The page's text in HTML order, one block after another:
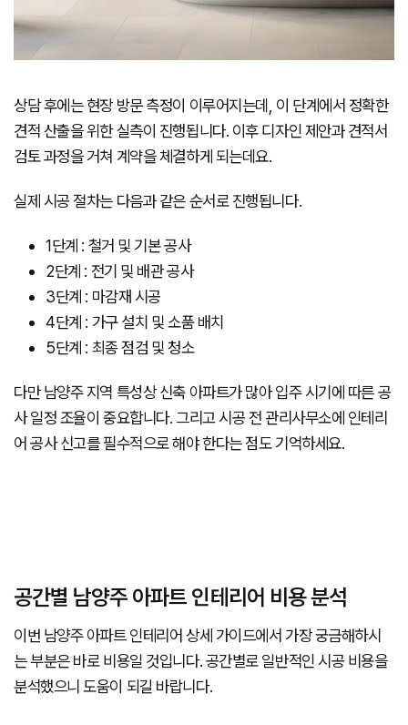
상담 후에는 현장 방문 측정이 이루어지는데, 이 단계에서 정확한
견적 산출을 위한 실측이 진행됩니다. 이후 디자인 제안과 견적서
검토 과정을 거쳐 계약을 체결하게 되는데요.
실제 시공 절차는 다음과 같은 순서로 진행됩니다.
1단계 : 철거 및 기본 공사
2단계 : 전기 및 배관 공사
3단계 : 마감재 시공
4단계 : 가구 설치 및 소품 배치
5단계 : 최종 점검 및 청소
다만 남양주 지역 특성상 신축 아파트가 많아 입주 시기에 따른 공
사 일정 조율이 중요합니다. 그리고 시공 전 관리사무소에 인테리
어 공사 신고를 필수적으로 해야 한다는 점도 기억하세요.
공간별 남양주 아파트 인테리어 비용 분석
이번 남양주 아파트 인테리어 상세 가이드에서 가장 궁금해하시
는 부분은 바로 비용일 것입니다. 공간별로 일반적인 시공 비용을
분석했으니 도움이 되길 바랍니다.